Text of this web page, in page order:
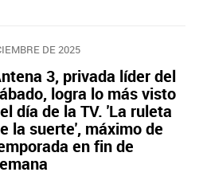
DE 2025
3, privada líder del
logra lo más visto
día de la TV. 'La ruleta
la suerte', máximo de
en fin de